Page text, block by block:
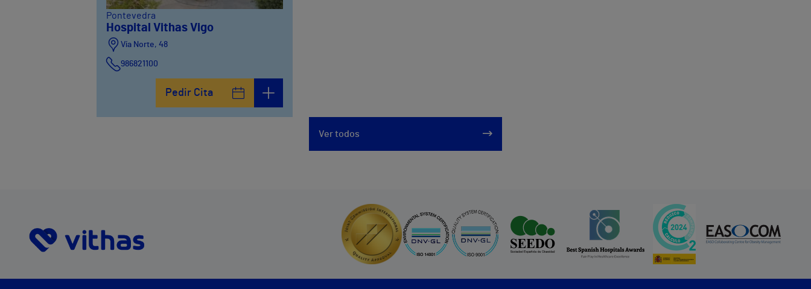
Pontevedra
Hospital Vithas Vigo
Vía Norte, 48
986821100
Pedir Cita
Ver todos